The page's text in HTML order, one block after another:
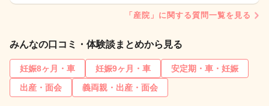
「産院」に関する質問一覧を見る
みんなの口コミ・体験談まとめから見る
妊娠8ヶ月・車 妊娠9ヶ月・車
安定期・車・妊娠
出産・面会
義両親・出産・面会